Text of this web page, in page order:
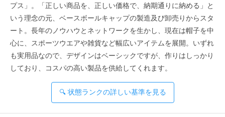
プス」。「正しい商品を、正しい価格で、納期通りに納める」と
いう理念の元、ベースボールキャップの製造及び卸売りからスタ
ート。長年のノウハウとネットワークを生かし、現在は帽子を中
心に、スポーツウエアや雑貨など幅広いアイテムを展開。いずれ
も実用品なので、デザインはベーシックですが、作りはしっかり
しており、コスパの高い製品を供給してくれます。
🔍 状態ランクの詳しい基準を見る